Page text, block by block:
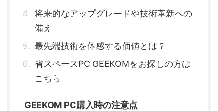
将来的なアップグレードや技術革新への
備え
最先端技術を体感する価値とは？
省スペースPC GEEKOMをお探しの方は
こちら
GEEKOM PC購入時の注意点